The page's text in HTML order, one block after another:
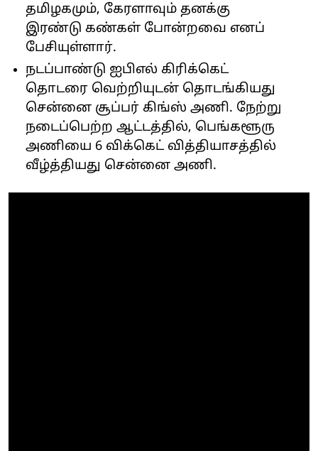
தமிழகமும், கேரளாவும் தனக்கு
இரண்டு கண்கள் போன்றவை எனப்
பேசியுள்ளார்.
நடப்பாண்டு ஐபிஎல் கிரிக்கெட்
தொடரை வெற்றியுடன் தொடங்கியது
சென்னை சூப்பர் கிங்ஸ் அணி. நேற்று
நடைப்பெற்ற ஆட்டத்தில், பெங்களூரு
அணியை 6 விக்கெட் வித்தியாசத்தில்
வீழ்த்தியது சென்னை அணி.